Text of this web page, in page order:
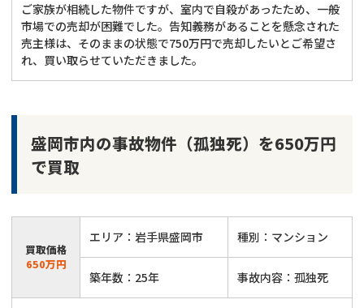
ご家族が相続した物件ですが、室内で自殺があったため、一般
市場での売却が困難でした。告知義務があることを懸念された
売主様は、そのままの状態で750万円で売却したいとご希望さ
れ、買い取らせていただきました。
盛岡市内の事故物件（孤独死）を650万円
で買取
買取価格
650万円
エリア：岩手県盛岡市 種別：マンション
築年数：25年 事故内容：孤独死